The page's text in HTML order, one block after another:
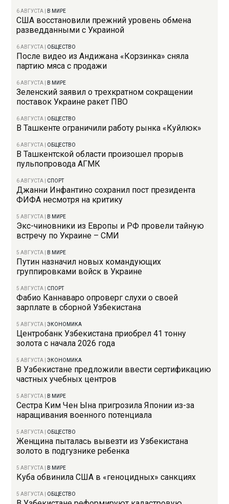
6 АВГУСТА В МИРЕ
США восстановили прежний уровень обмена
разведданными с Украиной
6 АВГУСТА ОБЩЕСТВО
После видео из Андижана «Корзинка» сняла
партию мяса с продажи
6 АВГУСТА В МИРЕ
Зеленский заявил о трехкратном сокращении
поставок Украине ракет ПВО
6 АВГУСТА ОБЩЕСТВО
В Ташкенте ограничили работу рынка «Куйлюк»
6 АВГУСТА ОБЩЕСТВО
В Ташкентской области произошел прорыв
пульпопровода АГМК
6 АВГУСТА СПОРТ
Джанни Инфантино сохранил пост президента
ФИФА несмотря на критику
5 АВГУСТА В МИРЕ
Экс-чиновники из Европы и РФ провели тайную
встречу по Украине – СМИ
5 АВГУСТА В МИРЕ
Путин назначил новых командующих
группировками войск в Украине
5 АВГУСТА СПОРТ
Фабио Каннаваро опроверг слухи о своей
зарплате в сборной Узбекистана
5 АВГУСТА |ЭКОНОМИКА
Центробанк Узбекистана приобрел 41 тонну
золота с начала 2026 года
5 АВГУСТА |ЭКОНОМИКА
В Узбекистане предложили ввести сертификацию
частных учебных центров
5 АВГУСТА В МИРЕ
Сестра Ким Чен Ына пригрозила Японии из-за
наращивания военного потенциала
5 АВГУСТА ОБЩЕСТВО
Женщина пыталась вывезти из Узбекистана
золото в подгузнике ребенка
5 АВГУСТА В МИРЕ
Куба обвинила США в «геноцидных» санкциях
5 АВГУСТА ОБЩЕСТВО